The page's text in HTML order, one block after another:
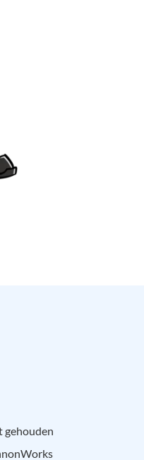
gehouden